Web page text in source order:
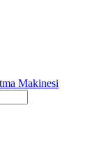
Makinesi